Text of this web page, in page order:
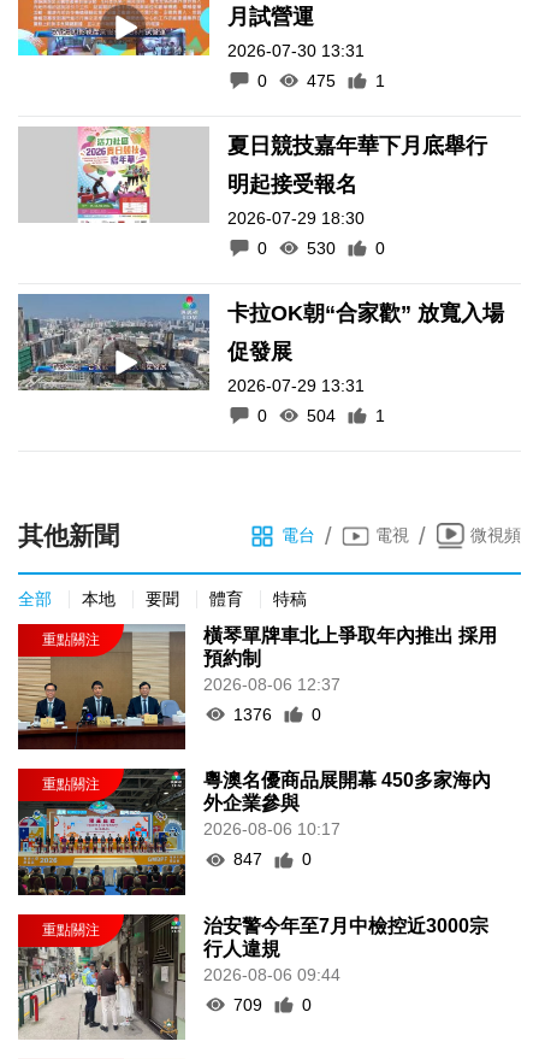
月試營運
2026-07-30 13:31
0
475 1
夏日競技嘉年華下月底舉行
明起接受報名
2026-07-29 18:30
0
530 0
卡拉OK朝“合家歡” 放寬入場
促發展
2026-07-29 13:31
0
504 1
其他新聞 電台 / 電視 / 微視頻
全部 本地 要聞 體育 特稿
橫琴單牌車北上爭取年內推出 採用
預約制
2026-08-06 12:37
1376
0
粵澳名優商品展開幕 450多家海內
外企業參與
2026-08-06 10:17
847
0
治安警今年至7月中檢控近3000宗
行人違規
2026-08-06 09:44
709
0